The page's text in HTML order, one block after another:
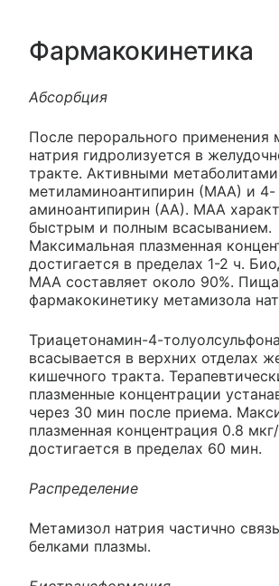
Фармакокинетика
Абсорбция
После перорального применения
натрия гидролизуется в
тракте. Активными
метиламиноантипирин (МАА) и 4-
аминоантипирин (АА). МАА
быстрым и полным всасыванием.
Максимальная плазменная
достигается в пределах 1-2 ч.
МАА составляет около 90%.
фармакокинетику метамизола
Триацетонамин-4-
всасывается в верхних отделах
кишечного тракта.
плазменные концентрации
через 30 мин после приема.
плазменная концентрация 0.8
достигается в пределах 60 мин.
Распределение
Метамизол натрия частично
белками плазмы.